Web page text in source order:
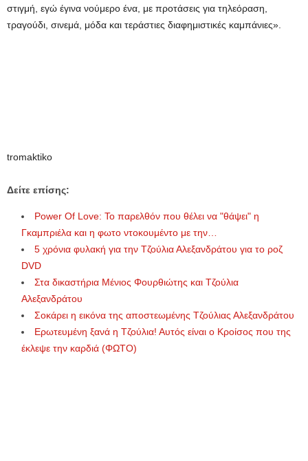
στιγμή, εγώ έγινα νούμερο ένα, με προτάσεις για τηλεόραση,
τραγούδι, σινεμά, μόδα και τεράστιες διαφημιστικές καμπάνιες».
tromaktiko
Δείτε επίσης:
Power Of Love: Το παρελθόν που θέλει να "θάψει" η
Γκαμπριέλα και η φωτο ντοκουμέντο με την…
5 χρόνια φυλακή για την Τζούλια Αλεξανδράτου για το ροζ
DVD
Στα δικαστήρια Μένιος Φουρθιώτης και Τζούλια
Αλεξανδράτου
Σοκάρει η εικόνα της αποστεωμένης Τζούλιας Αλεξανδράτου
Ερωτευμένη ξανά η Τζούλια! Αυτός είναι ο Κροίσος που της
έκλεψε την καρδιά (ΦΩΤΟ)